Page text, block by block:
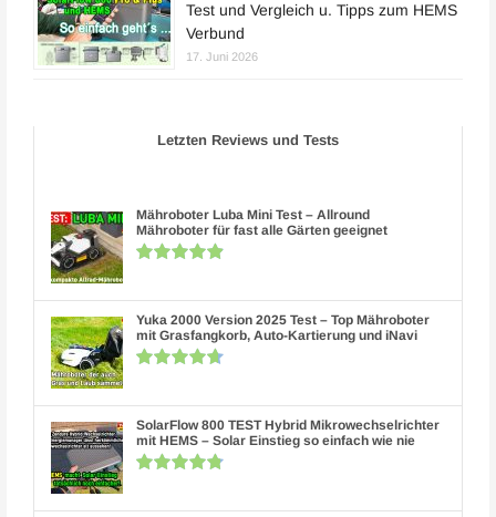
Test und Vergleich u. Tipps zum HEMS
Verbund
17. Juni 2026
Letzten Reviews und Tests
Mähroboter Luba Mini Test – Allround
Mähroboter für fast alle Gärten geeignet
Yuka 2000 Version 2025 Test – Top Mähroboter
mit Grasfangkorb, Auto-Kartierung und iNavi
SolarFlow 800 TEST Hybrid Mikrowechselrichter
mit HEMS – Solar Einstieg so einfach wie nie